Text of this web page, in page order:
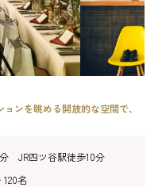
ンを眺める開放的な空間で、
JR四ツ谷駅徒歩10分
名